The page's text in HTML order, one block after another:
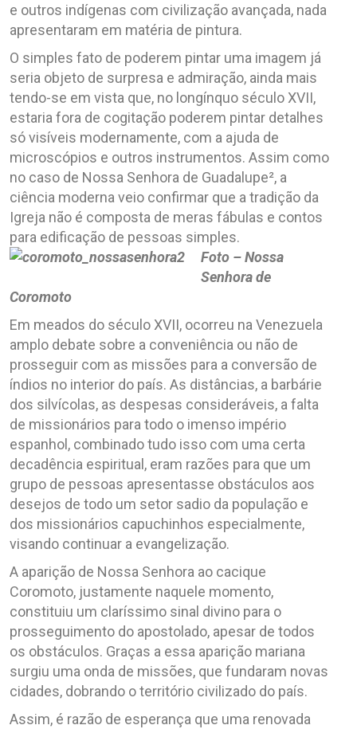
e outros indígenas com civilização avançada, nada
apresentaram em matéria de pintura.
O simples fato de poderem pintar uma imagem já
seria objeto de surpresa e admiração, ainda mais
tendo-se em vista que, no longínquo século XVII,
estaria fora de cogitação poderem pintar detalhes
só visíveis modernamente, com a ajuda de
microscópios e outros instrumentos. Assim como
no caso de Nossa Senhora de Guadalupe², a
ciência moderna veio confirmar que a tradição da
Igreja não é composta de meras fábulas e contos
para edificação de pessoas simples.
Foto – Nossa
Senhora de
Coromoto
Em meados do século XVII, ocorreu na Venezuela
amplo debate sobre a conveniência ou não de
prosseguir com as missões para a conversão de
índios no interior do país. As distâncias, a barbárie
dos silvícolas, as despesas consideráveis, a falta
de missionários para todo o imenso império
espanhol, combinado tudo isso com uma certa
decadência espiritual, eram razões para que um
grupo de pessoas apresentasse obstáculos aos
desejos de todo um setor sadio da população e
dos missionários capuchinhos especialmente,
visando continuar a evangelização.
A aparição de Nossa Senhora ao cacique
Coromoto, justamente naquele momento,
constituiu um claríssimo sinal divino para o
prosseguimento do apostolado, apesar de todos
os obstáculos. Graças a essa aparição mariana
surgiu uma onda de missões, que fundaram novas
cidades, dobrando o território civilizado do país.
Assim, é razão de esperança que uma renovada